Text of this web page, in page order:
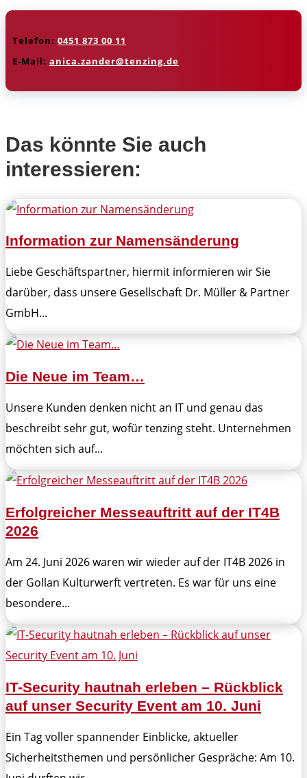
Telefon: 0451 873 00 11
E-Mail: anica.zander@tenzing.de
Das könnte Sie auch
interessieren:
Information zur Namensänderung
Liebe Geschäftspartner, hiermit informieren wir Sie
darüber, dass unsere Gesellschaft Dr. Müller & Partner
GmbH...
Die Neue im Team…
Unsere Kunden denken nicht an IT und genau das
beschreibt sehr gut, wofür tenzing steht. Unternehmen
möchten sich auf...
Erfolgreicher Messeauftritt auf der IT4B
2026
Am 24. Juni 2026 waren wir wieder auf der IT4B 2026 in
der Gollan Kulturwerft vertreten. Es war für uns eine
besondere...
IT-Security hautnah erleben – Rückblick
auf unser Security Event am 10. Juni
Ein Tag voller spannender Einblicke, aktueller
Sicherheitsthemen und persönlicher Gespräche: Am 10.